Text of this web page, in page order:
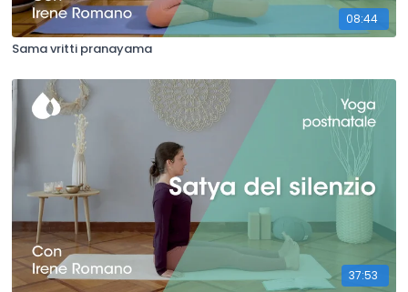
08:44
Sama vritti pranayama
37:53